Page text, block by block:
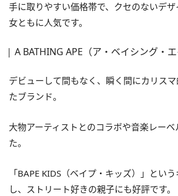
手に取りやすい価格帯で、クセのないデ
女ともに人気です。
A BATHING APE（ア・ベイシング・エ
デビューして間もなく、瞬く間にカリス
たブランド。
大物アーティストとのコラボや音楽レー
た。
「BAPE KIDS（ベイプ・キッズ）」とい
し、ストリート好きの親子にも好評です。